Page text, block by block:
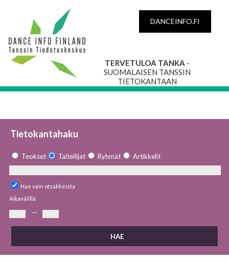
DANCEINFO.FI
TERVETULOA TANKA -
SUOMALAISEN TANSSIN
TIETOKANTAAN
Tietokantahaku
Teokset Taiteilijat Ryhmät Artikkelit
Hae vain otsakkeista
Aikavälillä
—